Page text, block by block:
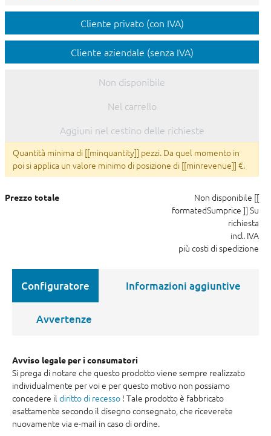
Cliente privato (con IVA)
Cliente aziendale (senza IVA)
Non disponibile
Nel carrello
Aggiuni nel cestino delle richieste
Quantità minima di [[minquantity]] pezzi. Da quel momento in
poi si applica un valore minimo di posizione di [[minrevenue]] €.
Prezzo totale Non disponibile [[
formatedSumprice ]] Su
richiesta
incl. IVA
più costi di spedizione
Configuratore Informazioni aggiuntive
Avvertenze
Avviso legale per i consumatori
Si prega di notare che questo prodotto viene sempre realizzato
individualmente per voi e per questo motivo non possiamo
concedere il diritto di recesso ! Tale prodotto è fabbricato
esattamente secondo il disegno consegnato, che riceverete
nuovamente via e-mail in caso di ordine.